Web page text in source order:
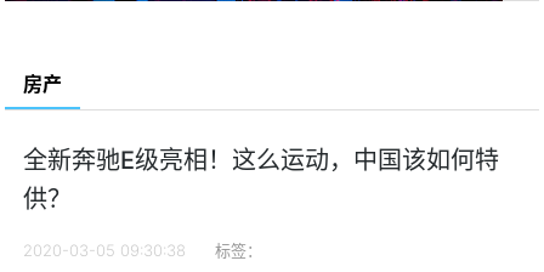
房产
全新奔驰E级亮相！这么运动，中国该如何特
供？
2020-03-05 09:30:38 标签：